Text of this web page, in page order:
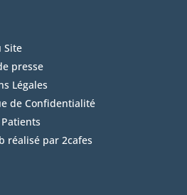
Site
presse
Légales
de Confidentialité
réalisé par 2cafes